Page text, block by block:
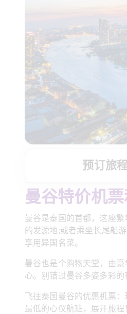
预订旅
曼谷特价机
曼谷是泰国的首都，这座
的发源地;或者乘坐长尾船
享用异国名菜。
曼谷也是个购物天堂，由
心。别错过曼谷多姿多彩
飞往泰国曼谷的优惠机票
最低的心仪航班，展开旅程！